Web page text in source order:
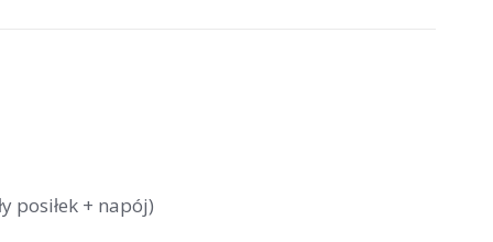
posiłek + napój)